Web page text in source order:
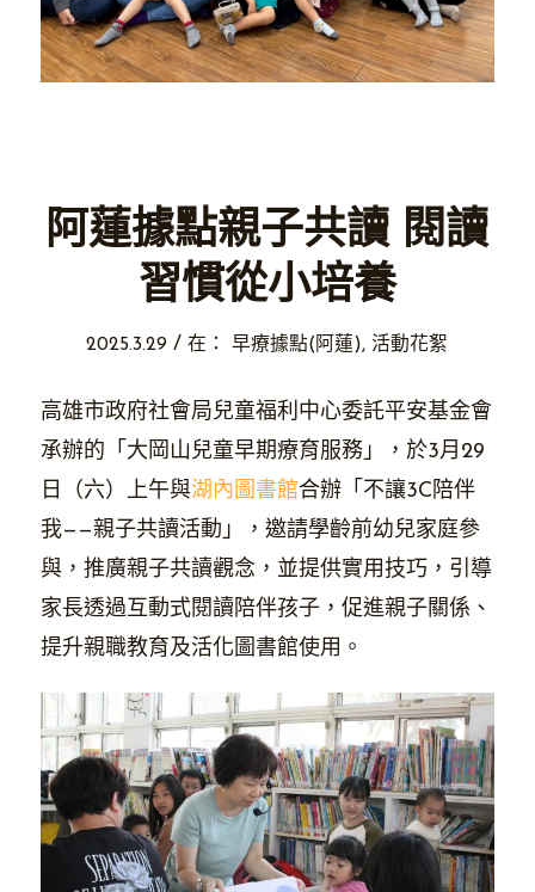
阿蓮據點親子共讀 閱讀
習慣從小培養
2025.3.29 / 在：早療據點(阿蓮),活動花絮
高雄市政府社會局兒童福利中心委託平安基金會
承辦的「大岡山兒童早期療育服務」，於3月29
日（六）上午與湖內圖書館合辦「不讓3C陪伴
我——親子共讀活動」，邀請學齡前幼兒家庭參
與，推廣親子共讀觀念，並提供實用技巧，引導
家長透過互動式閱讀陪伴孩子，促進親子關係、
提升親職教育及活化圖書館使用。